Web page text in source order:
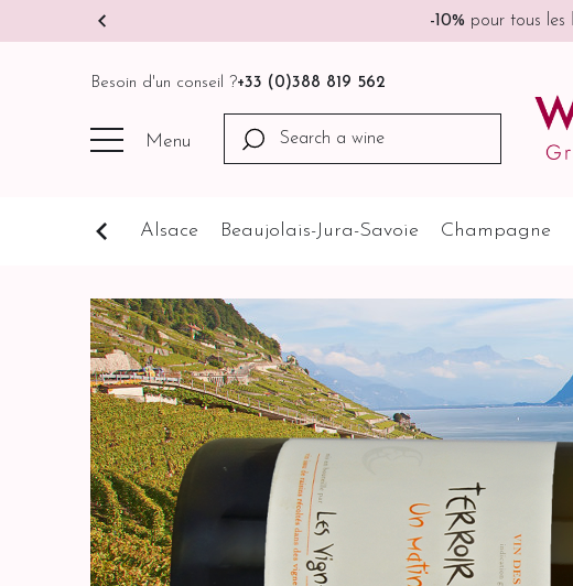
-10% pour tous les
Besoin d'un conseil ?+33 (0)388 819 562
Menu
Alsace Beaujolais-Jura-Savoie Champagne